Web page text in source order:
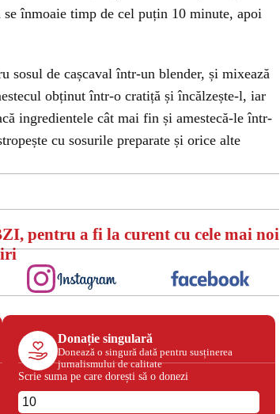
înmoaie timp de cel puțin 10 minute, apoi
sosul de cașcaval într-un blender, și mixează
obținut într-o cratiță și încălzește-l, iar
ingredientele cât mai fin și amestecă-le într-
cu sosurile preparate și orice alte
pentru a fi la curent cu cele mai noi
Donație singulară
Donează o singură dată pentru susținerea
jurnalismului de calitate
Scrie suma pe care dorești să o donezi